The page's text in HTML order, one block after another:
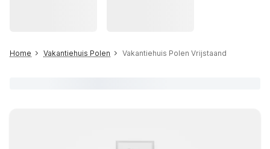
Home Vakantiehuis Polen Vakantiehuis Polen Vrijstaand